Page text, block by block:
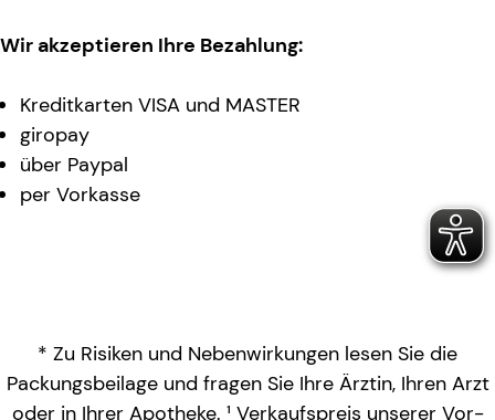
Wir akzeptieren Ihre Bezahlung:
Kreditkarten VISA und MASTER
giropay
über Paypal
per Vorkasse
* Zu Risiken und Nebenwirkungen lesen Sie die
Packungsbeilage und fragen Sie Ihre Ärztin, Ihren Arzt
oder in Ihrer Apotheke. ¹ Verkaufspreis unserer Vor-